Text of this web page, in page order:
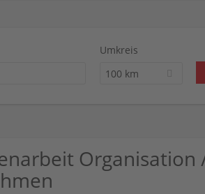
Umkreis
100 km
Organisation